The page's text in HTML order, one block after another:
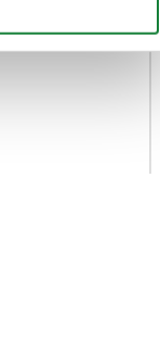
din brug af deres